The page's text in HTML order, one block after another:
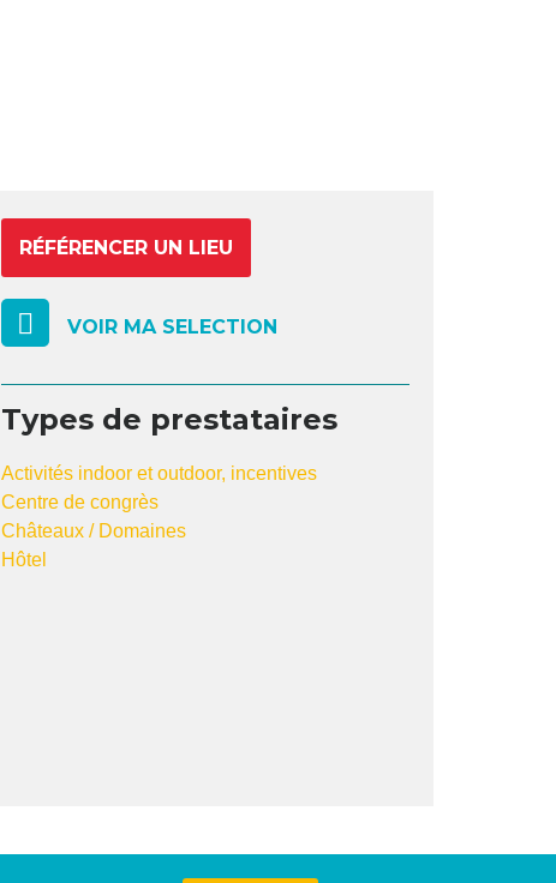
RÉFÉRENCER UN LIEU
VOIR MA SELECTION
Types de prestataires
Activités indoor et outdoor, incentives
Centre de congrès
Châteaux / Domaines
Hôtel